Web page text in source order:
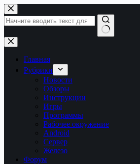
Перейти
к
сути
Ничего
не
найденоГлавная
Рубрики
Новости
Обзоры
Инструкции
Игры
Программы
Рабочее окружение
Android
Сервер
Железо
Форум